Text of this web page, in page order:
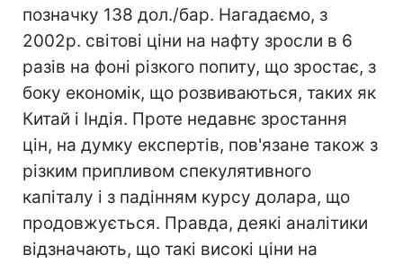
позначку 138 дол./бар. Нагадаємо, з
2002р. світові ціни на нафту зросли в 6
разів на фоні різкого попиту, що зростає, з
боку економік, що розвиваються, таких як
Китай і Індія. Проте недавнє зростання
цін, на думку експертів, пов'язане також з
різким припливом спекулятивного
капіталу і з падінням курсу долара, що
продовжується. Правда, деякі аналітики
відзначають, що такі високі ціни на